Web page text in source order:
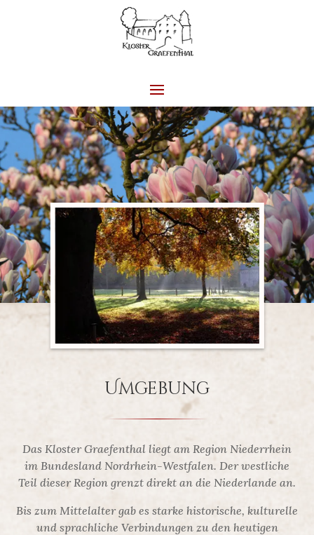
Umgebung
Das Kloster Graefenthal liegt am Region Niederrhein
im Bundesland Nordrhein-Westfalen. Der westliche
Teil dieser Region grenzt direkt an die Niederlande an.
Bis zum Mittelalter gab es starke historische, kulturelle
und sprachliche Verbindungen zu den heutigen